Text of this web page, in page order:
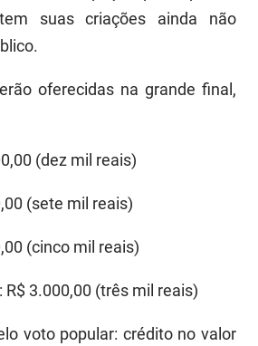
suas criações ainda não
oferecidas na grande final,
(dez mil reais)
(sete mil reais)
(cinco mil reais)
3.000,00 (três mil reais)
voto popular: crédito no valor